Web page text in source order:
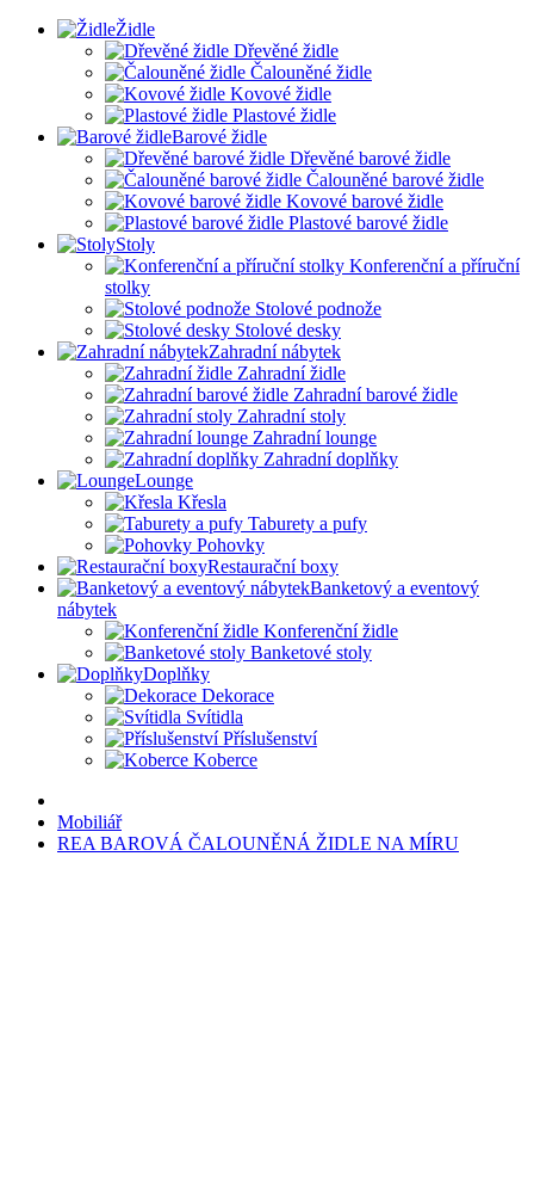
Židle
Dřevěné židle
Čalouněné židle
Kovové židle
Plastové židle
Barové židle
Dřevěné barové židle
Čalouněné barové židle
Kovové barové židle
Plastové barové židle
Stoly
Konferenční a příruční
stolky
Stolové podnože
Stolové desky
Zahradní nábytek
Zahradní židle
Zahradní barové židle
Zahradní stoly
Zahradní lounge
Zahradní doplňky
Lounge
Křesla
Taburety a pufy
Pohovky
Restaurační boxy
Banketový a eventový
nábytek
Konferenční židle
Banketové stoly
Doplňky
Dekorace
Svítidla
Příslušenství
Koberce
Mobiliář
REA BAROVÁ ČALOUNĚNÁ ŽIDLE NA MÍRU